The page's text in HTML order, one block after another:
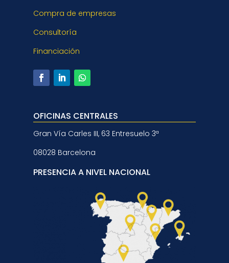
Compra de empresas
Consultoría
Financiación
OFICINAS CENTRALES
Gran Vía Carles III, 63 Entresuelo 3ª
08028 Barcelona
PRESENCIA A NIVEL NACIONAL